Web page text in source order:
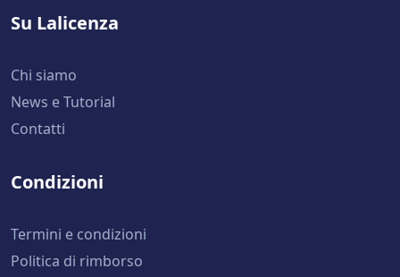
Su Lalicenza
Chi siamo
News e Tutorial
Contatti
Condizioni
Termini e condizioni
Politica di rimborso